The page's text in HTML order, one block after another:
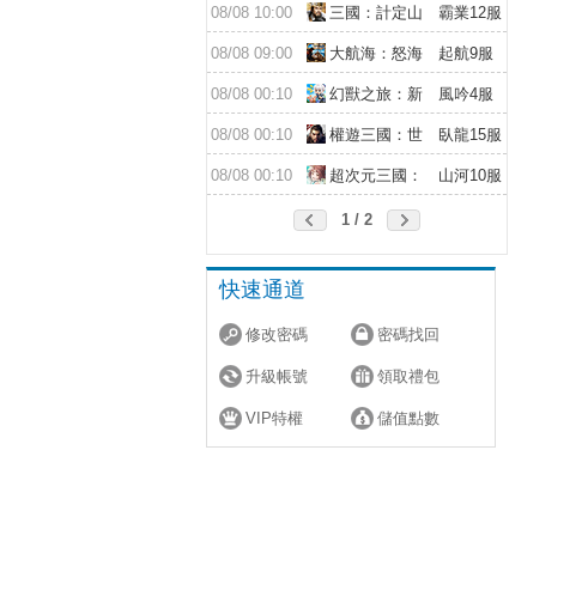
08/08 10:00
三國：計定山
河
霸業12服
08/08 09:00
大航海：怒海
遠征
起航9服
08/08 00:10
幻獸之旅：新
紀元
風吟4服
08/08 00:10
權遊三國：世
界版
臥龍15服
08/08 00:10
超次元三國：
山河10服
1 / 2
快速通道
修改密碼 密碼找回
升級帳號 領取禮包
VIP特權 儲值點數